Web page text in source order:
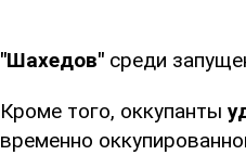
"Шахедов" среди
Кроме того, оккупанты
временно